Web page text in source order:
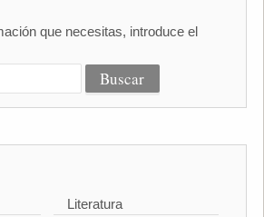
que necesitas, introduce el
Literatura